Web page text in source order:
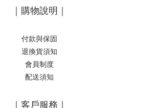
｜購物說明｜
付款與保固
退換貨須知
會員制度
配送須知
｜客戶服務｜